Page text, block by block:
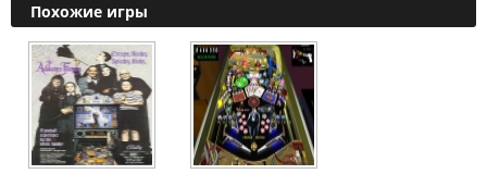
Похожие игры